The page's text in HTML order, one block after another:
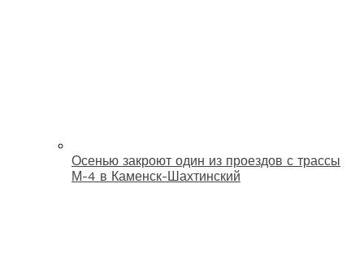
Осенью закроют один из проездов с трассы
М-4 в Каменск-Шахтинский